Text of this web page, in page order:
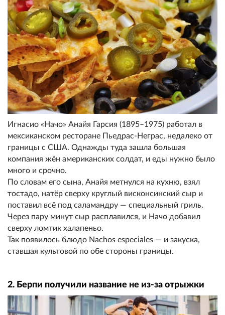
Игнасио «Начо» Анайя Гарсия (1895–1975) работал в
мексиканском ресторане Пьедрас-Неграс, недалеко от
границы с США. Однажды туда зашла большая
компания жён американских солдат, и еды нужно было
много и срочно.
По словам его сына, Анайя метнулся на кухню, взял
тостадо, натёр сверху круглый висконсинский сыр и
поставил всё под саламандру — специальный гриль.
Через пару минут сыр расплавился, и Начо добавил
сверху ломтик халапеньо.
Так появилось блюдо Nachos especiales — и закуска,
ставшая культовой по обе стороны границы.
2. Берпи получили название не из-за отрыжки